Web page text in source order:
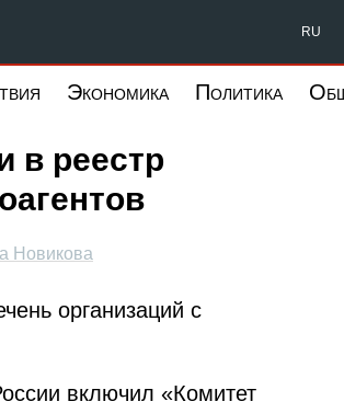
Запад RU
Экономика Политика
в реестр
Новикова
организаций с
включил «Комитет